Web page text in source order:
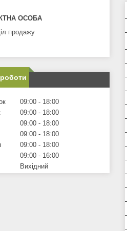
продажу
09:00
18:00
09:00
18:00
09:00
18:00
09:00
18:00
09:00
18:00
09:00
16:00
Вихідний